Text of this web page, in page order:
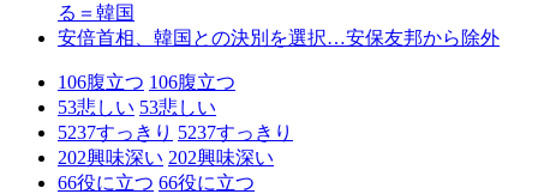
る＝韓国
安倍首相、韓国との決別を選択…安保友邦から除外
106腹立つ 106腹立つ
53悲しい 53悲しい
5237すっきり 5237すっきり
202興味深い 202興味深い
66役に立つ 66役に立つ